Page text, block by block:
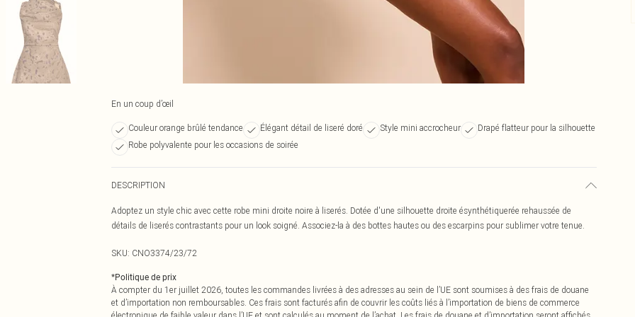
En un coup d’œil
Couleur orange brûlé tendance Élégant détail de liseré doré Style mini accrocheur
Drapé flatteur pour la silhouette
Robe polyvalente pour les occasions de soirée
DESCRIPTION
Adoptez un style chic avec cette robe mini droite noire à liserés. Dotée d'une silhouette droite ésynthétiquerée rehaussée de
détails de liserés contrastants pour un look soigné. Associez-la à des bottes hautes ou des escarpins pour sublimer votre tenue.
SKU: CNO3374/23/72
*Politique de prix
À compter du 1er juillet 2026, toutes les commandes livrées à des adresses au sein de l’UE sont soumises à des frais de douane
et d’importation non remboursables. Ces frais sont facturés afin de couvrir les coûts liés à l’importation de biens de commerce